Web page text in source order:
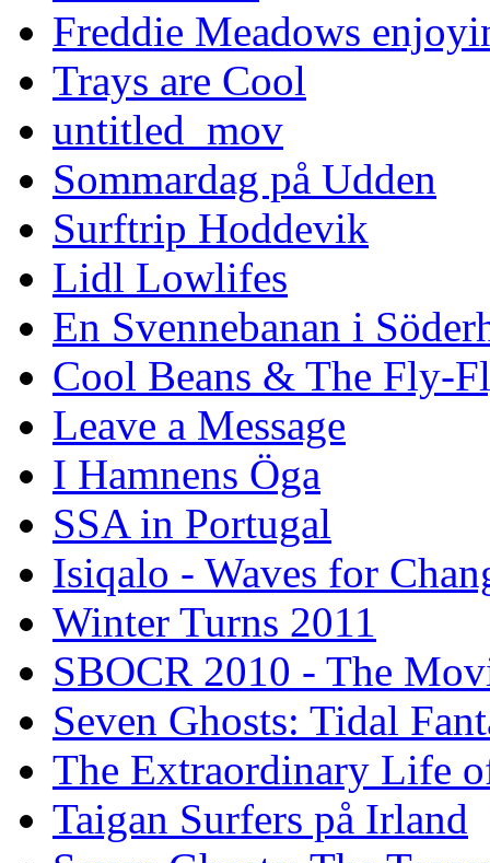
Freddie Meadows
Trays are Cool
untitled_mov
Sommardag på Udden
Surftrip Hoddevik
Lidl Lowlifes
En Svennebanan i
Cool Beans & The Fly-
Leave a Message
I Hamnens Öga
SSA in Portugal
Isiqalo - Waves for
Winter Turns 2011
SBOCR 2010 - The
Seven Ghosts: Tidal
The Extraordinary Life
Taigan Surfers på Irland